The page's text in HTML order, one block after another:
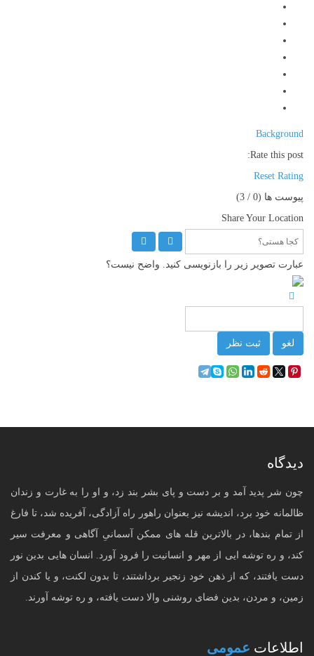
Background
Rate this post:
Reset Rating
پیوست ها (0
/ 3)
Share Your Location
عبارت تصویر زیر را بازنویسی کنید. واضح نیست؟
لغو ثبت نظر
دیدگاه
چون شر پدید آمد و بر دست و پای بشر بند زد، و او را به غارت و زندان
ظالمانه خود برد، اندیشه نیز بعنوان راهور راه آزادگی، آفریده شد، تا فارغ
از تمام بندها، در بالاترین قله های ممکن آسمانیِ آگاهی و معرفت سیر
کند، و ره توشه ایی از مهر و انسانیت را فرود آورد. انسان هایی بدین نور
دست یافتند، که از ذهن خود زنجیر برداشتند، تا بدون لکنت، و یا کندن از
زمین، و مردن، بدین فضای روشنی والا دست یافته، و ره توشه آورند.
اطلاعات عمومی